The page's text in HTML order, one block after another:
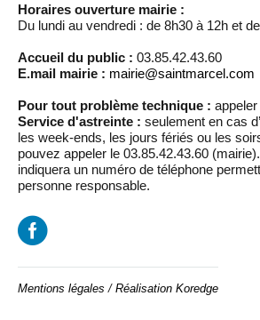
Horaires ouverture mairie :
Du lundi au vendredi : de 8h30 à 12h et
Accueil du public : 03.85.42.43.60
E.mail mairie : mairie@saintmarcel.com
Pour tout problème technique :
Service d'astreinte : seulement en cas
les week-ends, les jours fériés ou les
pouvez appeler le 03.85.42.43.60
indiquera un numéro de téléphone
personne responsable.
Mentions légales / Réalisation Koredge